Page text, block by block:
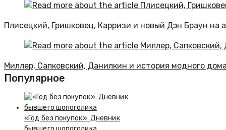
Плисецкий, Гришковец, Карризи и новый Дэн Браун на
Миллер, Сапковский, Данилкин и история модного
Популярное
«Год без покупок». Дневник